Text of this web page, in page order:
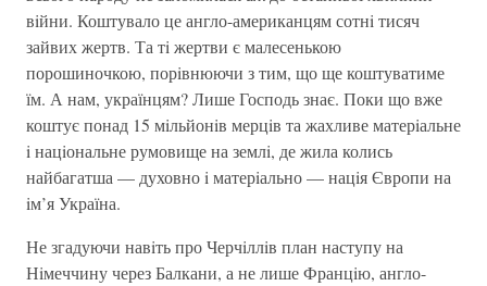
вiйни. Коштувало це англо-американцям сотнi тисяч
зайвих жертв. Та тi жертви є малесенькою
порошиночкою, порiвнюючи з тим, що ще коштуватиме
їм. А нам, українцям? Лише Господь знає. Поки що вже
коштує понад 15 мiльйонiв мерцiв та жахливе матерiальне
i нацiональне румовище на землi, де жила колись
найбагатша — духовно i матерiально — нацiя Європи на
iм’я Україна.
Не згадуючи навiть про Черчiллiв план наступу на
Нiмеччину через Балкани, а не лише Францiю, англо-